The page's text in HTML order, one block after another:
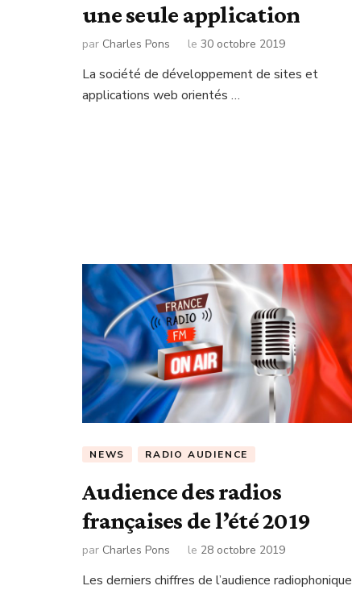
une seule application
par Charles Pons le 30 octobre 2019
La société de développement de sites et
applications web orientés …
NEWS RADIO AUDIENCE
Audience des radios
françaises de l’été 2019
par Charles Pons le 28 octobre 2019
Les derniers chiffres de l’audience radiophonique